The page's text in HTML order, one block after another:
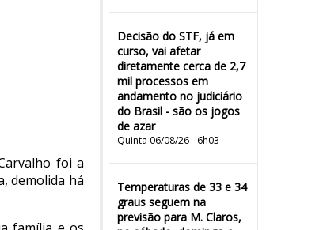
Decisão do STF, já em
curso, vai afetar
diretamente cerca de 2,7
mil processos em
andamento no judiciário
do Brasil - são os jogos
de azar
Quinta 06/08/26 - 6h03
Temperaturas de 33 e 34
graus seguem na
previsão para M. Claros,
foi a
demolida há